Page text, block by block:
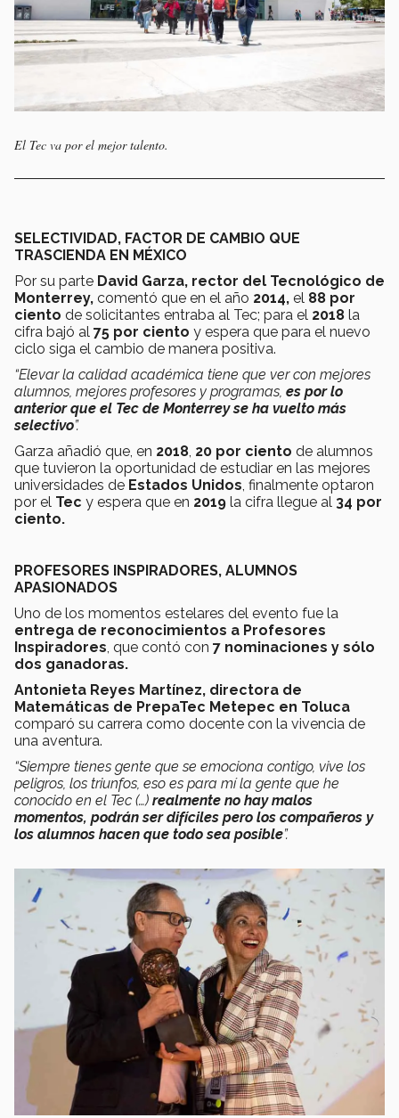
El Tec va por el mejor talento.
SELECTIVIDAD, FACTOR DE CAMBIO QUE
TRASCIENDA EN MÉXICO
Por su parte David Garza, rector del Tecnológico de
Monterrey, comentó que en el año 2014, el 88 por
ciento de solicitantes entraba al Tec; para el 2018 la
cifra bajó al 75 por ciento y espera que para el nuevo
ciclo siga el cambio de manera positiva.
“Elevar la calidad académica tiene que ver con mejores
alumnos, mejores profesores y programas, es por lo
anterior que el Tec de Monterrey se ha vuelto más
selectivo”.
Garza añadió que, en 2018 20 por ciento de alumnos
que tuvieron la oportunidad de estudiar en las mejores
universidades de Estados Unidos , finalmente optaron
por el Tec y espera que en 2019 la cifra llegue al 34 por
ciento.
PROFESORES INSPIRADORES, ALUMNOS
APASIONADOS
Uno de los momentos estelares del evento fue la
entrega de reconocimientos a Profesores
Inspiradores , que contó con 7 nominaciones y sólo
dos ganadoras.
Antonieta Reyes Martínez, directora de
Matemáticas de PrepaTec Metepec en Toluca
comparó su carrera como docente con la vivencia de
una aventura.
“Siempre tienes gente que se emociona contigo, vive los
peligros, los triunfos, eso es para mí la gente que he
conocido en el Tec (…) realmente no hay malos
momentos, podrán ser difíciles pero los compañeros y
los alumnos hacen que todo sea posible”.